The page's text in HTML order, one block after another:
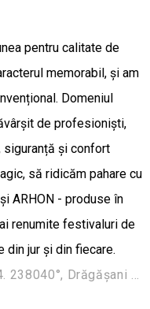
pentru calitate de
memorabil, și am
Domeniul
de profesioniști,
și confort
să ridicăm pahare cu
ARHON - produse în
renumite festivaluri de
din jur și din fiecare.
Strada Dealul Olt 44.695716° E24. 238040°, Drăgășani 245700, Romania